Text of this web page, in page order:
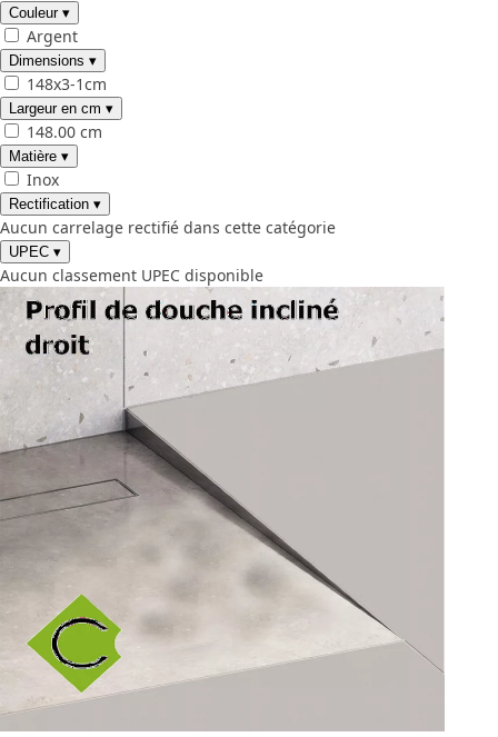
Couleur ▾
Argent
Dimensions ▾
148x3-1cm
Largeur en cm ▾
148.00 cm
Matière ▾
Inox
Rectification ▾
Aucun carrelage rectifié dans cette catégorie
UPEC ▾
Aucun classement UPEC disponible